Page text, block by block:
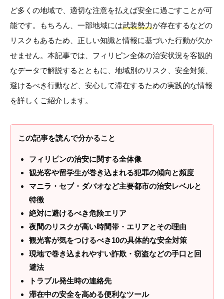
ど多くの地域で、適切な注意を払えば安全に過ごすことが可
能です。もちろん、一部地域には武装勢力が存在するなどの
リスクもあるため、正しい知識と情報に基づいた行動が欠か
せません。本記事では、フィリピン全体の治安状況を客観的
なデータで解説するとともに、地域別のリスク、安全対策、
避けるべき行動など、安心して滞在するための実践的な情報
を詳しくご紹介します。
この記事を読んで分かること
フィリピンの治安に関する全体像
観光客や留学生が巻き込まれる犯罪の傾向と頻度
マニラ・セブ・ダバオなど主要都市の治安レベルと
特徴
絶対に避けるべき危険エリア
夜間のリスクが高い時間帯・エリアとその理由
観光客が気をつけるべき10の具体的な安全対策
現地で巻き込まれやすい詐欺・窃盗などの手口と回
避法
トラブル発生時の連絡先
滞在中の安全を高める便利なツール